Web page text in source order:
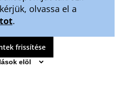
olvassa el a
.
frissítése